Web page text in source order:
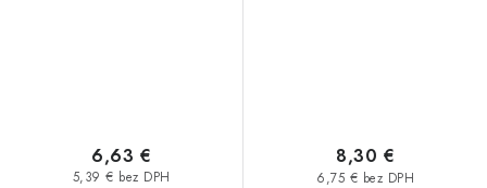
5,39 € bez DPH
6,63 €
6,75 € bez DPH
8,30 €